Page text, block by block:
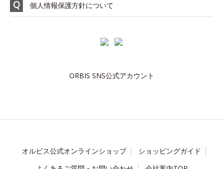
個人情報保護方針について
ORBIS SNS公式アカウント
オルビス公式オンラインショップ
ショッピングガイド